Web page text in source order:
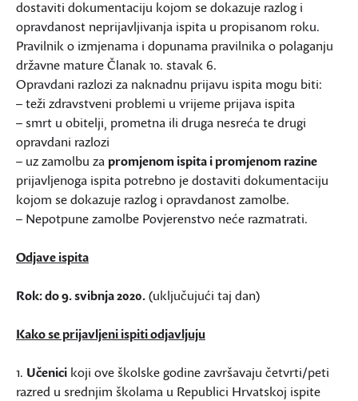
dostaviti dokumentaciju kojom se dokazuje razlog i
opravdanost neprijavljivanja ispita u propisanom roku.
Pravilnik o izmjenama i dopunama pravilnika o polaganju
državne mature Članak 10. stavak 6.
Opravdani razlozi za naknadnu prijavu ispita mogu biti:
– teži zdravstveni problemi u vrijeme prijava ispita
– smrt u obitelji, prometna ili druga nesreća te drugi
opravdani razlozi
– uz zamolbu zapromjenom ispita i promjenom razine
prijavljenoga ispita potrebno je dostaviti dokumentaciju
kojom se dokazuje razlog i opravdanost zamolbe.
– Nepotpune zamolbe Povjerenstvo neće razmatrati.
Odjave ispita
Rok: do 9. svibnja 2020.(uključujući taj dan)
Kako se prijavljeni ispiti odjavljuju
1. Učenici koji ove školske godine završavaju četvrti/peti
razred u srednjim školama u Republici Hrvatskoj ispite